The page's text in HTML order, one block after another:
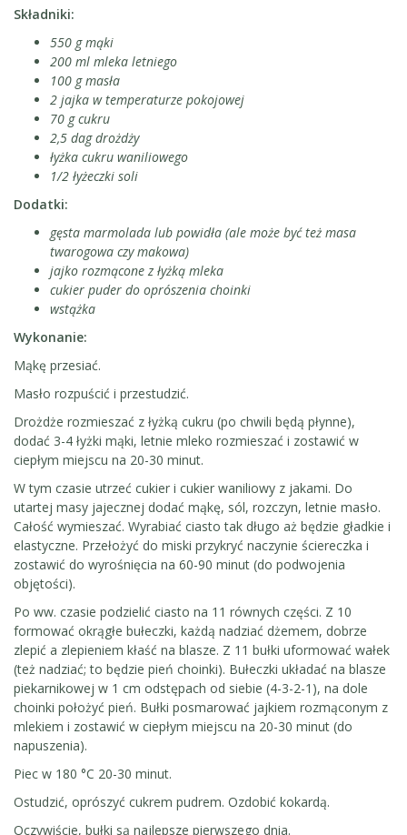
Składniki:
550 g mąki
200 ml mleka letniego
100 g masła
2 jajka w temperaturze pokojowej
70 g cukru
2,5 dag drożdży
łyżka cukru waniliowego
1/2 łyżeczki soli
Dodatki:
gęsta marmolada lub powidła (ale może być też masa
twarogowa czy makowa)
jajko rozmącone z łyżką mleka
cukier puder do oprószenia choinki
wstążka
Wykonanie:
Mąkę przesiać.
Masło rozpuścić i przestudzić.
Drożdże rozmieszać z łyżką cukru (po chwili będą płynne),
dodać 3-4 łyżki mąki, letnie mleko rozmieszać i zostawić w
ciepłym miejscu na 20-30 minut.
W tym czasie utrzeć cukier i cukier waniliowy z jakami. Do
utartej masy jajecznej dodać mąkę, sól, rozczyn, letnie masło.
Całość wymieszać. Wyrabiać ciasto tak długo aż będzie gładkie i
elastyczne. Przełożyć do miski przykryć naczynie ściereczka i
zostawić do wyrośnięcia na 60-90 minut (do podwojenia
objętości).
Po ww. czasie podzielić ciasto na 11 równych części. Z 10
formować okrągłe bułeczki, każdą nadziać dżemem, dobrze
zlepić a zlepieniem kłaść na blasze. Z 11 bułki uformować wałek
(też nadziać; to będzie pień choinki). Bułeczki układać na blasze
piekarnikowej w 1 cm odstępach od siebie (4-3-2-1), na dole
choinki położyć pień. Bułki posmarować jajkiem rozmąconym z
mlekiem i zostawić w ciepłym miejscu na 20-30 minut (do
napuszenia).
Piec w 180 °C 20-30 minut.
Ostudzić, oprószyć cukrem pudrem. Ozdobić kokardą.
Oczywiście, bułki są najlepsze pierwszego dnia.